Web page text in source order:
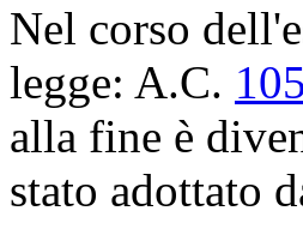
Nel corso
legge: A.C.
alla fine è
stato adottato